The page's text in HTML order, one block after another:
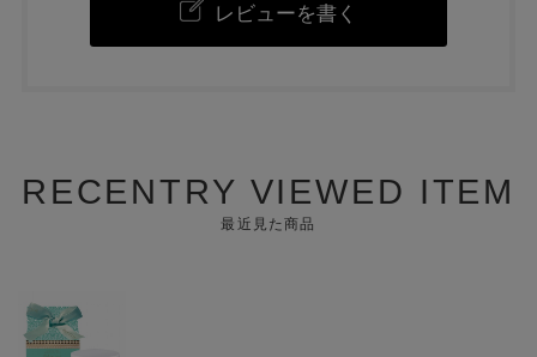
レビューを書く
RECENTRY VIEWED ITEM
最近見た商品